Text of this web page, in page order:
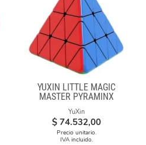
YUXIN LITTLE MAGIC
MASTER PYRAMINX
YuXin
$ 74.532,00
Precio unitario.
IVA incluido.